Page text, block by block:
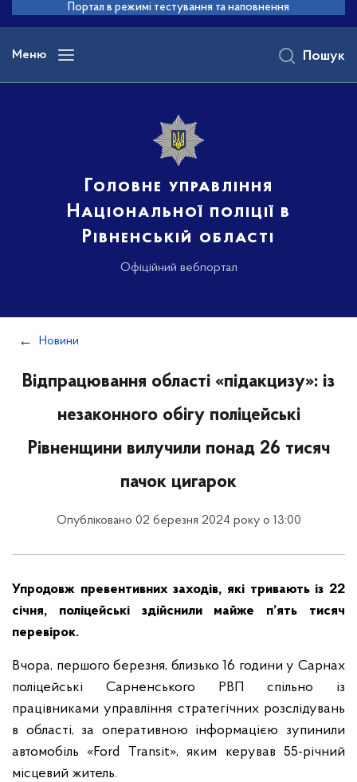
основного
вмісту
Портал в режимі тестування та наповнення
Меню
Головне управління
Національної поліції в
Рівненській області
Офіційний вебпортал
Пошук
Новини
Відпрацювання області «підакцизу»: із
незаконного обігу поліцейські
Рівненщини вилучили понад 26 тисяч
пачок цигарок
Опубліковано 02 березня 2024 року о 13:00
Упродовж превентивних заходів, які тривають із 22
січня, поліцейські здійснили майже п’ять тисяч
перевірок.
Вчора, першого березня, близько 16 години у Сарнах
поліцейські Сарненського РВП спільно із
працівниками управління стратегічних розслідувань
в області, за оперативною інформацією зупинили
автомобіль «Ford Transit», яким керував 55-річний
місцевий житель.